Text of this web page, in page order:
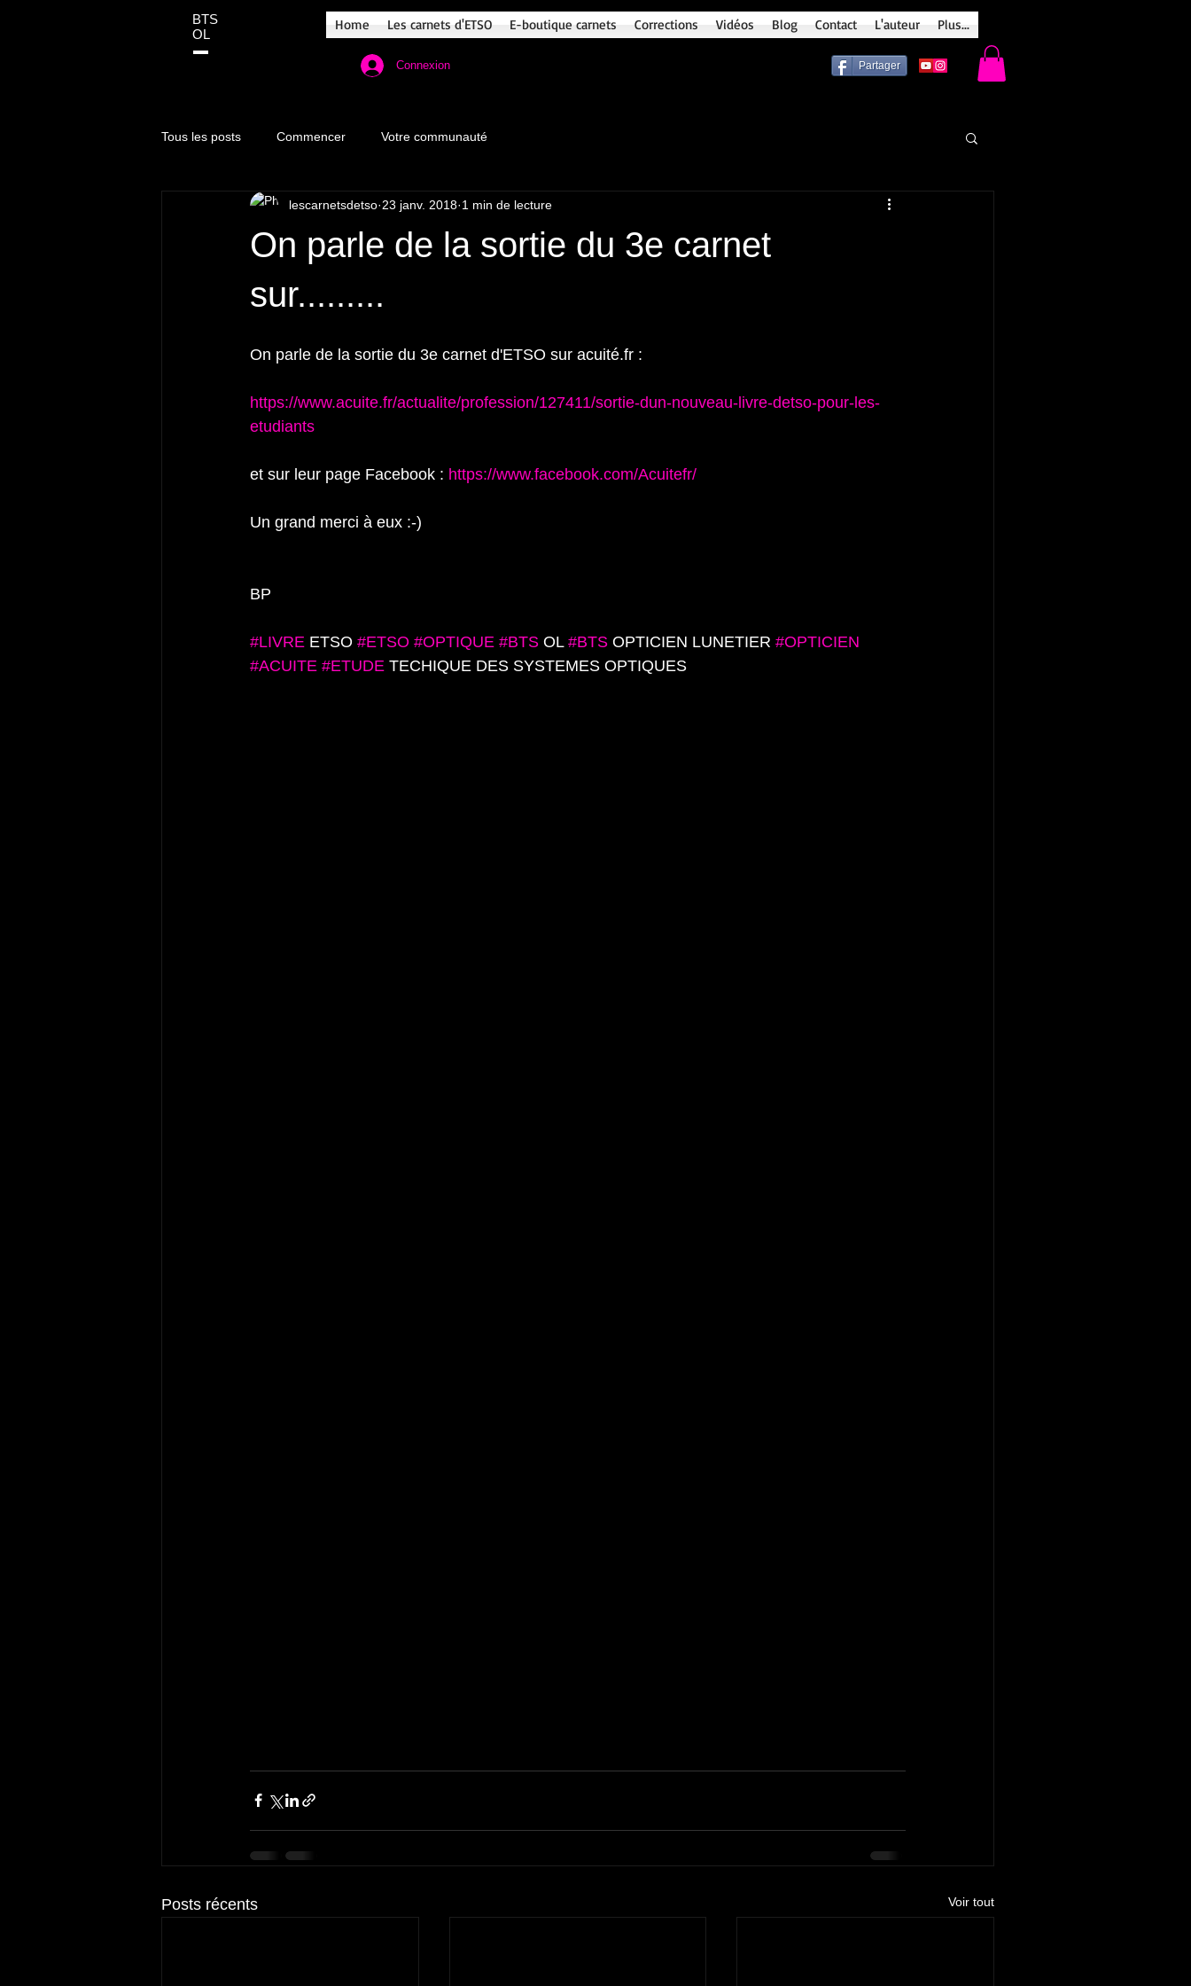
BTS
OL
Home Les carnets d'ETSO E-boutique carnets Corrections Vidéos Blog Contact L'auteur Plus...
Connexion Partager
Tous les posts Commencer Votre communauté
On parle de la sortie du 3e carnet
sur.........
lescarnetsdetso 23 janv. 2018 1 min de lecture
On parle de la sortie du 3e carnet d'ETSO sur acuité.fr :
https://www.acuite.fr/actualite/profession/127411/sortie-dun-nouveau-livre-detso-pour-les-
etudiants
et sur leur page Facebook : https://www.facebook.com/Acuitefr/
Un grand merci à eux :-)
BP
#LIVRE ETSO #ETSO #OPTIQUE #BTS OL #BTS OPTICIEN LUNETIER #OPTICIEN
#ACUITE #ETUDE TECHIQUE DES SYSTEMES OPTIQUES
Posts récents Voir tout